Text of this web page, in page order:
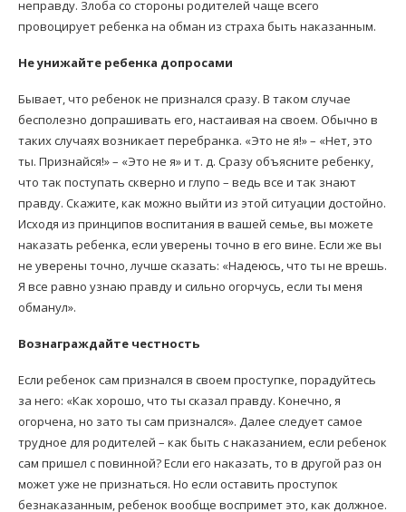
неправду. Злоба со стороны родителей чаще всего
провоцирует ребенка на обман из страха быть наказанным.
Не унижайте ребенка допросами
Бывает, что ребенок не признался сразу. В таком случае
бесполезно допрашивать его, настаивая на своем. Обычно в
таких случаях возникает перебранка. «Это не я!» – «Нет, это
ты. Признайся!» – «Это не я» и т. д. Сразу объясните ребенку,
что так поступать скверно и глупо – ведь все и так знают
правду. Скажите, как можно выйти из этой ситуации достойно.
Исходя из принципов воспитания в вашей семье, вы можете
наказать ребенка, если уверены точно в его вине. Если же вы
не уверены точно, лучше сказать: «Надеюсь, что ты не врешь.
Я все равно узнаю правду и сильно огорчусь, если ты меня
обманул».
Вознаграждайте честность
Если ребенок сам признался в своем проступке, порадуйтесь
за него: «Как хорошо, что ты сказал правду. Конечно, я
огорчена, но зато ты сам признался». Далее следует самое
трудное для родителей – как быть с наказанием, если ребенок
сам пришел с повинной? Если его наказать, то в другой раз он
может уже не признаться. Но если оставить проступок
безнаказанным, ребенок вообще воспримет это, как должное.